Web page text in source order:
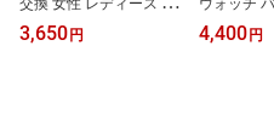
交換 女性 レディース レ
ザー 革 おしゃれ ギフト
くすみカラー スリム 細
3,650円
ウォッチ
男性 革 レ
ッチガー
4,400円